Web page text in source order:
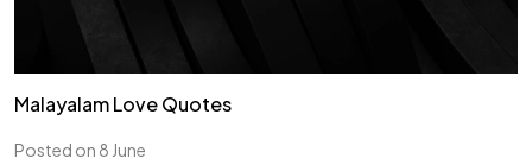
Malayalam Love Quotes
Posted on 8 June